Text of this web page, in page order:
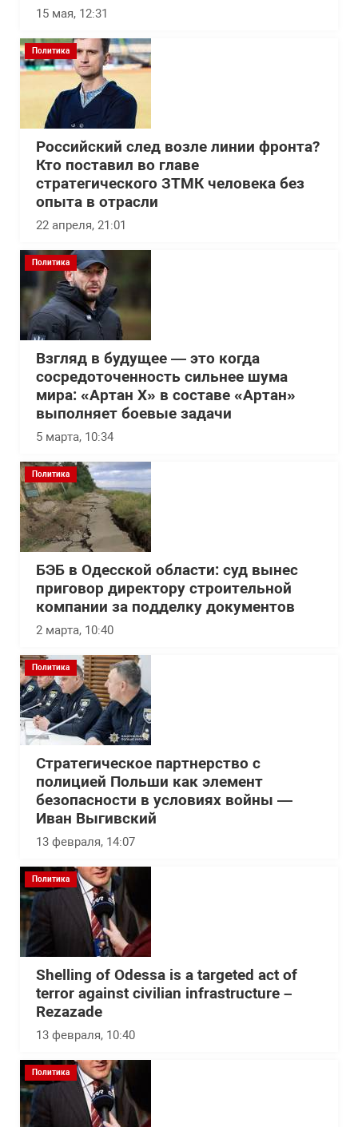
15 мая, 12:31
Политика
Российский след возле линии фронта?
Кто поставил во главе
стратегического ЗТМК человека без
опыта в отрасли
22 апреля, 21:01
Политика
Взгляд в будущее — это когда
сосредоточенность сильнее шума
мира: «Артан Х» в составе «Артан»
выполняет боевые задачи
5 марта, 10:34
Политика
БЭБ в Одесской области: суд вынес
приговор директору строительной
компании за подделку документов
2 марта, 10:40
Политика
Стратегическое партнерство с
полицией Польши как элемент
безопасности в условиях войны —
Иван Выгивский
13 февраля, 14:07
Политика
Shelling of Odessa is a targeted act of
terror against civilian infrastructure –
Rezazade
13 февраля, 10:40
Политика